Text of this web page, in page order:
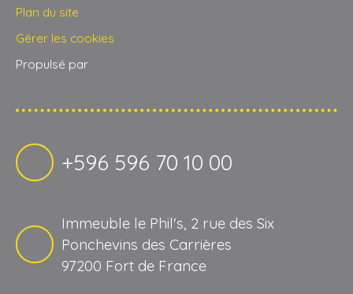
Plan du site
Gérer les cookies
Propulsé par
+596 596 70 10 00
Immeuble le Phil's, 2 rue des Six
Ponchevins des Carrières
97200 Fort de France